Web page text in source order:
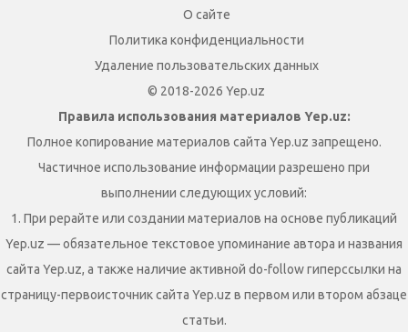
О сайте
Политика конфиденциальности
Удаление пользовательских данных
© 2018-2026 Yep.uz
Правила использования материалов Yep.uz:
Полное копирование материалов сайта Yep.uz запрещено.
Частичное использование информации разрешено при
выполнении следующих условий:
1. При рерайте или создании материалов на основе публикаций
Yep.uz — обязательное текстовое упоминание автора и названия
сайта Yep.uz, а также наличие активной do-follow гиперссылки на
страницу-первоисточник сайта Yep.uz в первом или втором абзаце
статьи.